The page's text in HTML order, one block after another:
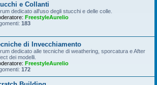
e Collanti
dedicato all'uso degli stucchi e delle colle.
FreestyleAurelio
183
di Invecchiamento
dedicato alle tecniche di weathering, sporcatura e After
dei modelli.
FreestyleAurelio
172